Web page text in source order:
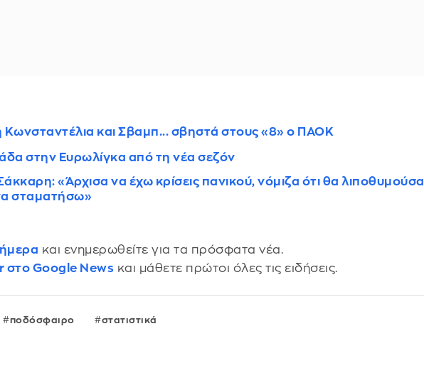
και Σβαμπ... σβηστά στους «8» ο ΠΑΟΚ
στην Ευρωλίγκα από τη νέα σεζόν
«Άρχισα να έχω κρίσεις πανικού, νόμιζα ότι θα λιποθυμούσα
σταματήσω»
και ενημερωθείτε για τα πρόσφατα νέα.
στο Google News και μάθετε πρώτοι όλες τις ειδήσεις.
ποδόσφαιρο στατιστικά